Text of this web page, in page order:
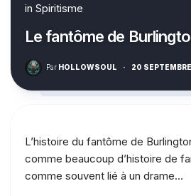
in Spiritisme
Le fantôme de
Par HOLLOWSOUL · 20
L’histoire du fantôme de
comme beaucoup d’histoire de
comme souvent lié à un drame…